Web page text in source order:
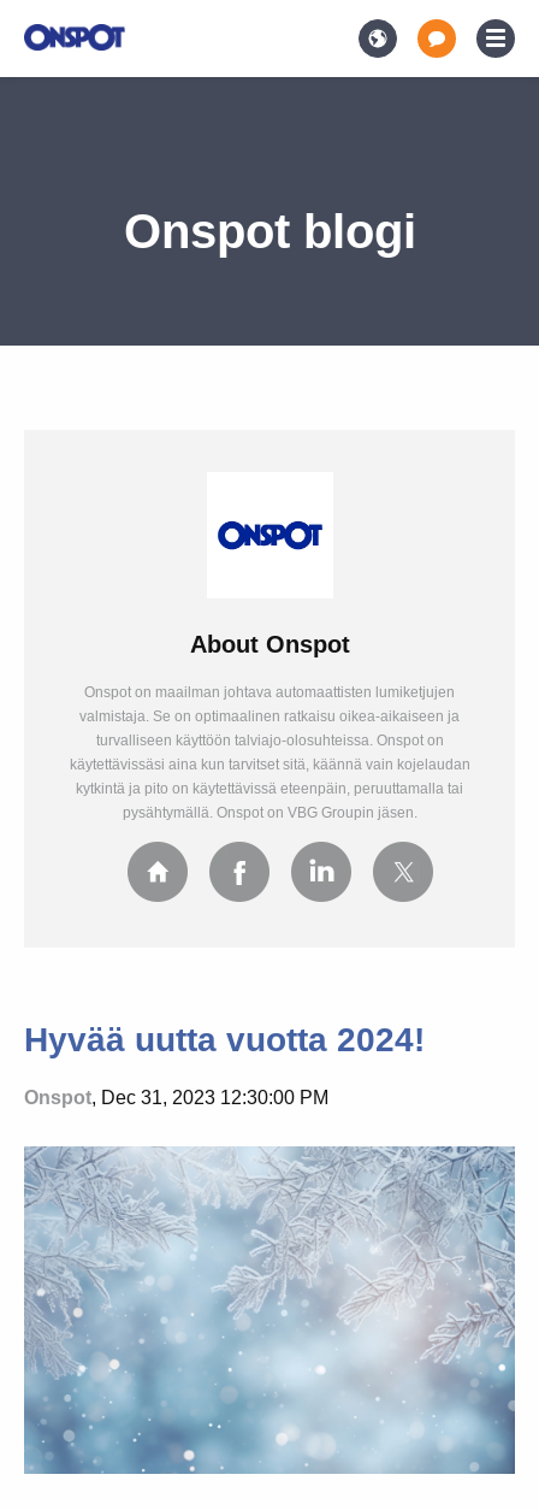
Onspot blogi
About Onspot
Onspot on maailman johtava automaattisten lumiketjujen
valmistaja. Se on optimaalinen ratkaisu oikea-aikaiseen ja
turvalliseen käyttöön talviajo-olosuhteissa. Onspot on
käytettävissäsi aina kun tarvitset sitä, käännä vain kojelaudan
kytkintä ja pito on käytettävissä eteenpäin, peruuttamalla tai
pysähtymällä. Onspot on VBG Groupin jäsen.
Hyvää uutta vuotta 2024!
Onspot, Dec 31, 2023 12:30:00 PM